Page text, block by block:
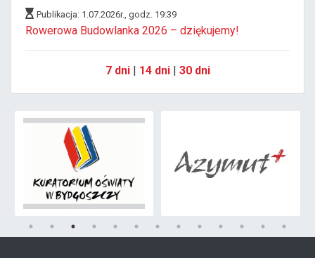
Publikacja: 1.07.2026r., godz. 19:39
Rowerowa Budowlanka 2026 – dziękujemy!
7 dni| 14 dni| 30 dni